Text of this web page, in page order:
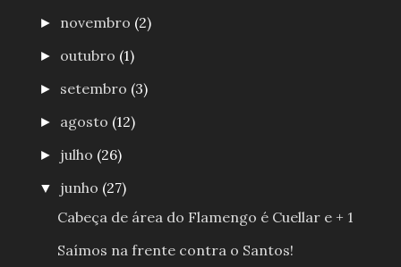
► novembro (2)
► outubro (1)
► setembro (3)
► agosto (12)
► julho (26)
▼ junho (27)
Cabeça de área do Flamengo é Cuellar e + 1
Saímos na frente contra o Santos!